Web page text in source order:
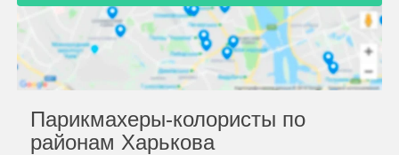
Парикмахеры-колористы по
районам Харькова